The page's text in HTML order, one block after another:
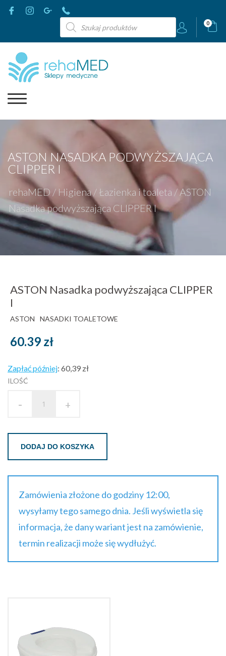
Wyszukiwarka
produktów
0
ASTON NASADKA PODWYŻSZAJĄCA
CLIPPER I
rehaMED / Higiena / Łazienka i toaleta / ASTON
Nasadka podwyższająca CLIPPER I
ASTON Nasadka podwyższająca CLIPPER
I
ASTON NASADKI TOALETOWE
60.39 zł
Zapłać później: 60,39 zł
ILOŚĆ
- +
DODAJ DO KOSZYKA
Zamówienia złożone do godziny 12:00,
wysyłamy tego samego dnia. Jeśli wyświetla się
informacja, że dany wariant jest na zamówienie,
termin realizacji może się wydłużyć.